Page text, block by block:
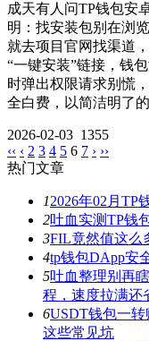
成天有人问TP钱包安
明：找安装包别在浏
就去项目官网找渠道
“一键安装”链接，钱
时弹出权限请求别慌
全白费，以简洁明了
2026-02-03 1355
‹‹ ‹ 2 3 4 5 6 7 › ››
热门文章
12026年02月TP
2吐血实测TP钱
3FIL竟然值这么
4tp钱包DApp安
5吐血整理别再
程，速度拉满还
6USDT钱包一
这些常见坑